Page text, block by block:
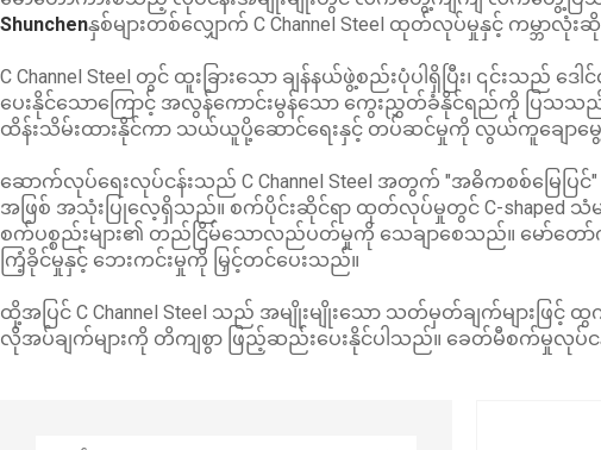
Shunchenနှစ်များတစ်လျှောက် C Channel Steel ထုတ်လုပ်မှုနှင့် ကမ္ဘ
C Channel Steel တွင် ထူးခြားသော ချန်နယ်ဖွဲ့စည်းပုံပါရှိပြီး၊ ၎င်
ပေးနိုင်သောကြောင့် အလွန်ကောင်းမွန်သော ကွေးညွှတ်ခံနိုင်ရည်ကို ပြသသ
ထိန်းသိမ်းထားနိုင်ကာ သယ်ယူပို့ဆောင်ရေးနှင့် တပ်ဆင်မှုကို လွယ်ကူချော
ဆောက်လုပ်ရေးလုပ်ငန်းသည် C Channel Steel အတွက် "အဓိကစစ်မြေပ
အဖြစ် အသုံးပြုလေ့ရှိသည်။ စက်ပိုင်းဆိုင်ရာ ထုတ်လုပ်မှုတွင် C-shaped သံမဏိကို
စက်ပစ္စည်းများ၏ တည်ငြိမ်သောလည်ပတ်မှုကို သေချာစေသည်။ မော်တ
ကြံ့ခိုင်မှုနှင့် ဘေးကင်းမှုကို မြှင့်တင်ပေးသည်။
ထို့အပြင် C Channel Steel သည် အမျိုးမျိုးသော သတ်မှတ်ချက်များဖြ
လိုအပ်ချက်များကို တိကျစွာ ဖြည့်ဆည်းပေးနိုင်ပါသည်။ ခေတ်မီစက်မှုလုပ်င